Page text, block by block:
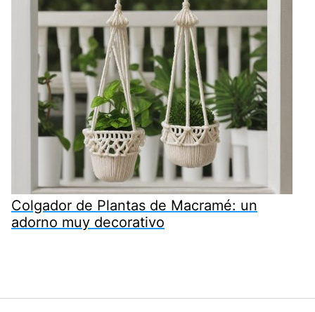
Colgador de Plantas de Macramé: un
adorno muy decorativo